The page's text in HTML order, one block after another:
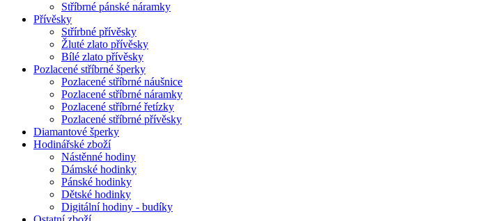
Stříbrné pánské náramky
Přívěsky
Střírbné přívěsky
Žluté zlato přívěsky
Bílé zlato přívěsky
Pozlacené stříbrné šperky
Pozlacené stříbrné náušnice
Pozlacené stříbrné náramky
Pozlacené stříbrné řetízky
Pozlacené stříbrné přívěsky
Diamantové šperky
Hodinářské zboží
Nástěnné hodiny
Dámské hodinky
Pánské hodinky
Dětské hodinky
Digitální hodiny - budíky